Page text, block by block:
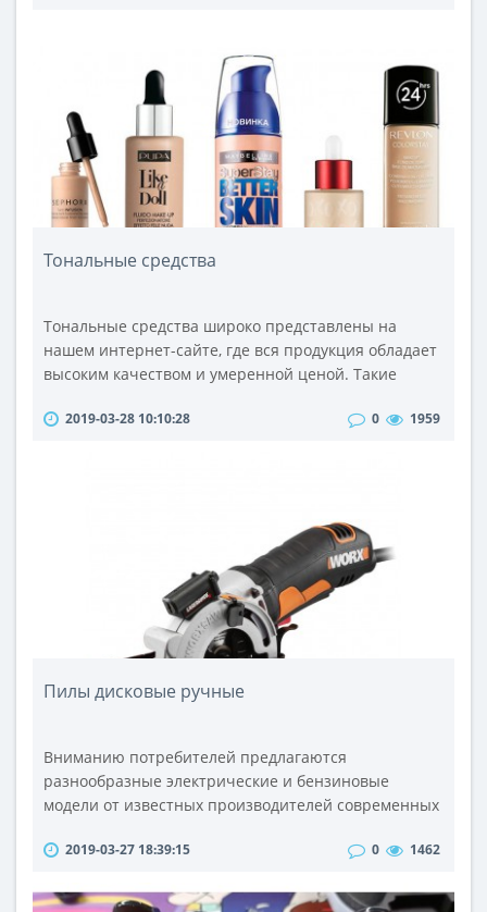
бутылочки с немногочисленным содержимым, был
придуман такой электроприбор как йогуртница. С
ее ..
Тональные средства
Тональные средства широко представлены на
нашем интернет-сайте, где вся продукция обладает
высоким качеством и умеренной ценой. Такие
для маскировки различных дефектов на лице, но
2019-03-28 10:10:28 0 1959
Пилы дисковые ручные
Вниманию потребителей предлагаются
разнообразные электрические и бензиновые
модели от известных производителей современных
конструкций, посетив наш интернет-магазин AllBay,
широчайшем ассортименте. Практически на все
2019-03-27 18:39:15 0 1462